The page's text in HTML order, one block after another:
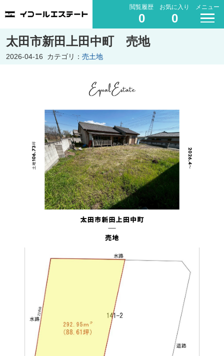
閲覧履歴
0
お気に入り
0
メニュー
太田市新田上田中町 売地
2026-04-16 カテゴリ： 売土地